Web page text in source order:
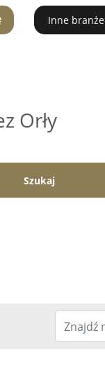
Inne branże
Orły
Szukaj